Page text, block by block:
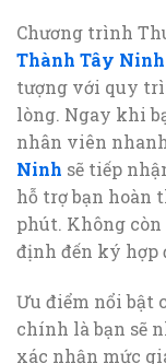
Chương trình
Thành Tây Ninh
tượng với quy
lòng. Ngay khi
nhân viên
Ninh sẽ tiếp
hỗ trợ bạn hoàn
phút. Không
định đến ký hợp
Ưu điểm nổi bật
chính là bạn sẽ
xác nhận mức